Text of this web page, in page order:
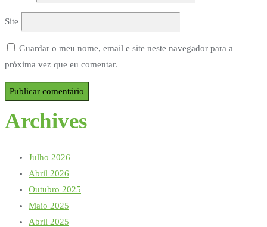
Site
Guardar o meu nome, email e site neste navegador para a
próxima vez que eu comentar.
Archives
Julho 2026
Abril 2026
Outubro 2025
Maio 2025
Abril 2025